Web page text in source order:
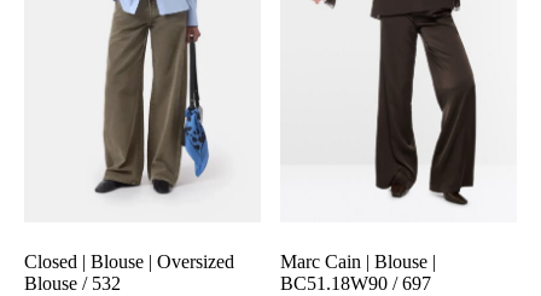
Closed | Blouse | Oversized
Blouse / 532
Marc Cain | Blouse |
BC51.18W90 / 697